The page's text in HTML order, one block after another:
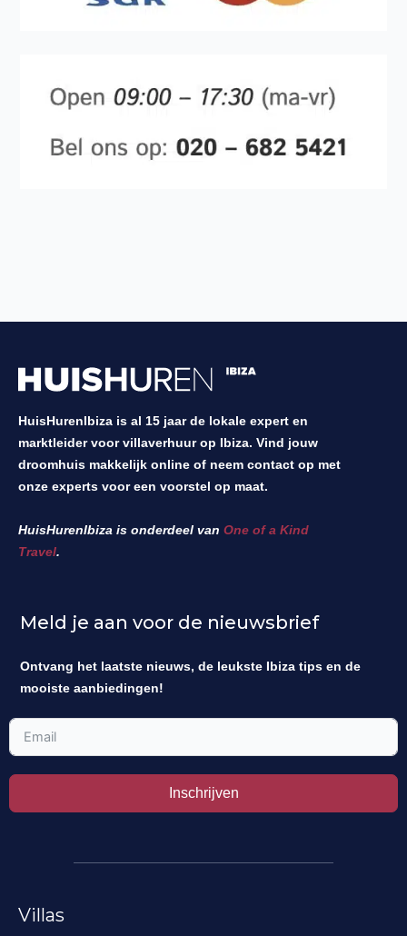
HuisHurenIbiza is al 15 jaar de lokale expert en
marktleider voor villaverhuur op Ibiza. Vind jouw
droomhuis makkelijk online of neem contact op met
onze experts voor een voorstel op maat.
HuisHurenIbiza is onderdeel van One of a Kind
Travel.
Meld je aan voor de nieuwsbrief
Ontvang het laatste nieuws, de leukste Ibiza tips en de
mooiste aanbiedingen!
Inschrijven
Villas